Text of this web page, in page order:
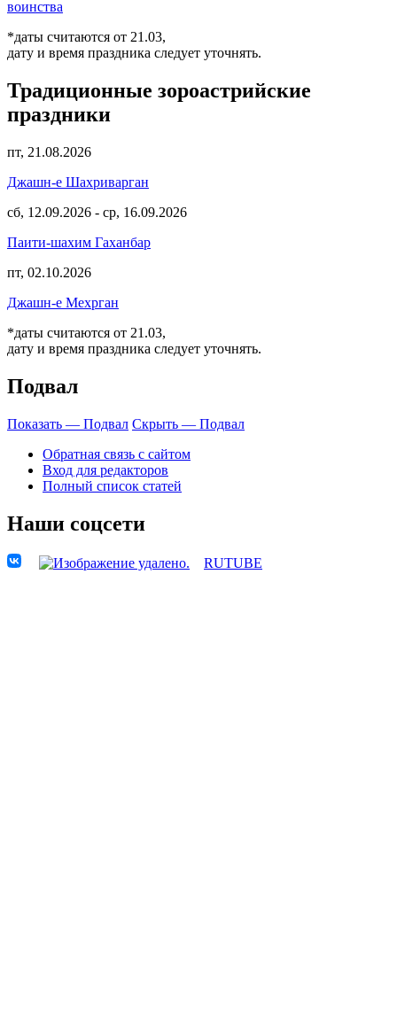
воинства
*даты считаются от 21.03,
дату и время праздника следует уточнять.
Традиционные зороастрийские
праздники
пт, 21.08.2026
Джашн-е Шахриварган
сб, 12.09.2026 - ср, 16.09.2026
Паити-шахим Гаханбар
пт, 02.10.2026
Джашн-е Мехрган
*даты считаются от 21.03,
дату и время праздника следует уточнять.
Подвал
Показать — Подвал Скрыть — Подвал
Обратная связь с сайтом
Вход для редакторов
Полный список статей
Наши соцсети
RUTUBE